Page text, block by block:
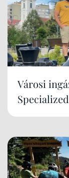
Városi